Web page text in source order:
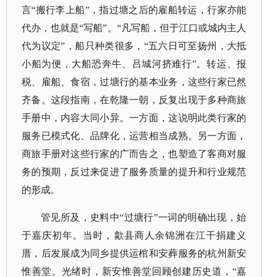
言“搬行李上船”，指过塘之后的雇船转运，行家亦能
代办，也就是“写船”。“凡写船，但于江口或城内主人
代为议定”，船只种类很多，“五六日可至扬州，大抵
小船为便，大船恐奔牛、吕城河挤难行”。转运、报
税、雇船、食宿，过塘行的基本业务，这些行家已然
齐备。这段指南，在乾隆一朝，反复出现于多种商旅
手册中，内容大同小异。一方面，这说明此类行家的
服务已模式化、品牌化，运营相当成熟。另一方面，
商旅手册对这些行家的广而告之，也塑造了客商对服
务的预期，反过来促进了服务质量的提升和行业规范
的形成。
管见所及，史料中“过塘行”一词的明确出现，始
于嘉庆初年。当时，歙县商人余锦洲在江干捐建义
厝，后发展成为同乡提供运棺和安葬服务的杭州新安
惟善堂。光绪时，新安惟善堂回顾创建历史道，“嘉